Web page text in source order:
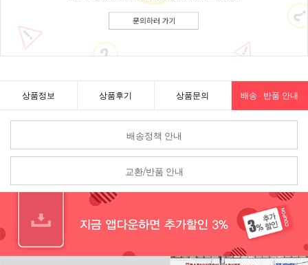
상품정보 상품후기 상품문의 배송 · 반품 안내
배송정책 안내
교환/반품 안내